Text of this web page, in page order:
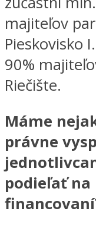
majiteľov
Pieskovisko
90%
Riečište.
Máme
právne
podieľať na